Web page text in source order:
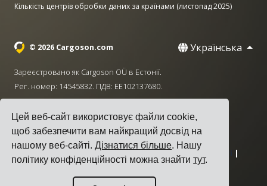
Цей веб-сайт використовує файли cookie,
щоб забезпечити вам найкращий досвід на
нашому веб-сайті.Дізнатися більше. Нашу
політику конфіденційності можна знайтитут.
Кількість центрів обробки даних за країнами (листопад 2025)
© 2026 Cargoson.com Українська
Зареєстровано як Cargoson OÜ в Естонії.
Рег. номер: 14545832. ПДВ: EE102137680.
+372 5555 0028 · hello@cargoson.com
Умови надання послуг|Політика конфіденційності |
Політика використання файлів cookie